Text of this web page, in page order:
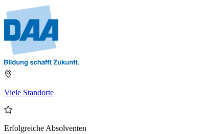
Viele Standorte
Erfolgreiche Absolventen